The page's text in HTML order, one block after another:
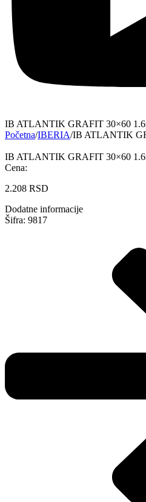
IB ATLANTIK GRAFIT 30×60
Početna/IBERIA/IB ATLANTIK
IB ATLANTIK GRAFIT 30×60
Cena:
2.208 RSD
Dodatne informacije
Šifra: 9817